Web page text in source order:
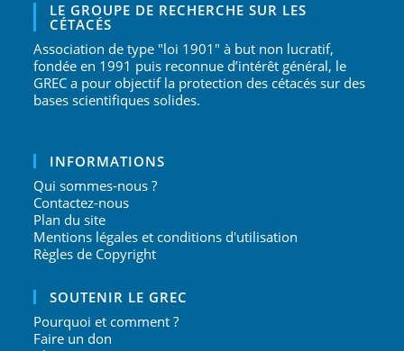
LE GROUPE DE RECHERCHE SUR LES
CÉTACÉS
Association de type "loi 1901" à but non lucratif,
fondée en 1991 puis reconnue d’intérêt général, le
GREC a pour objectif la protection des cétacés sur des
bases scientifiques solides.
INFORMATIONS
Qui sommes-nous ?
Contactez-nous
Plan du site
Mentions légales et conditions d'utilisation
Règles de Copyright
SOUTENIR LE GREC
Pourquoi et comment ?
Faire un don